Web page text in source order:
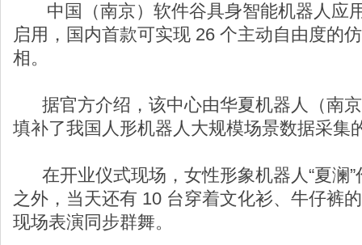
中国（南京）软件谷具身智能机器人应
启用，国内首款可实现 26 个主动自由度的
相。
据官方介绍，该中心由华夏机器人（南
填补了我国人形机器人大规模场景数据采集
在开业仪式现场，女性形象机器人“夏澜”
之外，当天还有 10 台穿着文化衫、牛仔裤
现场表演同步群舞。